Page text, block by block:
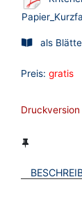
als
Preis: gratis